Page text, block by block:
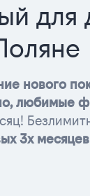
для
нового
любимые
3х